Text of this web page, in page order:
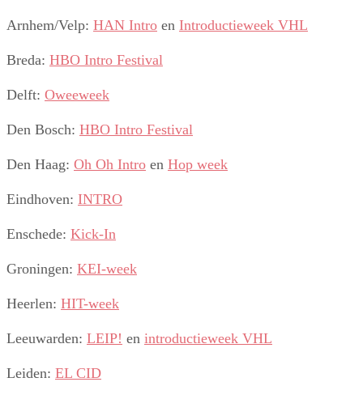
Arnhem/Velp: HAN Intro en Introductieweek VHL
Breda: HBO Intro Festival
Delft: Oweeweek
Den Bosch: HBO Intro Festival
Den Haag: Oh Oh Intro en Hop week
Eindhoven: INTRO
Enschede: Kick-In
Groningen: KEI-week
Heerlen: HIT-week
Leeuwarden: LEIP! en introductieweek VHL
Leiden: EL CID